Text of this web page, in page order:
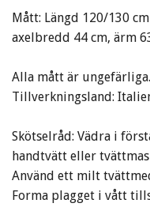
Mått: Längd 120/130
axelbredd 44 cm, ärm
Alla mått är ungefärliga.
Tillverkningsland:
Skötselråd: Vädra i
handtvätt eller
Använd ett milt
Forma plagget i vått